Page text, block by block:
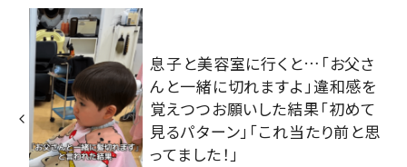
息子と美容室に行くと…「お父さ
んと一緒に切れますよ」違和感を
覚えつつお願いした結果「初めて
見るパターン」「これ当たり前と思
ってました！」